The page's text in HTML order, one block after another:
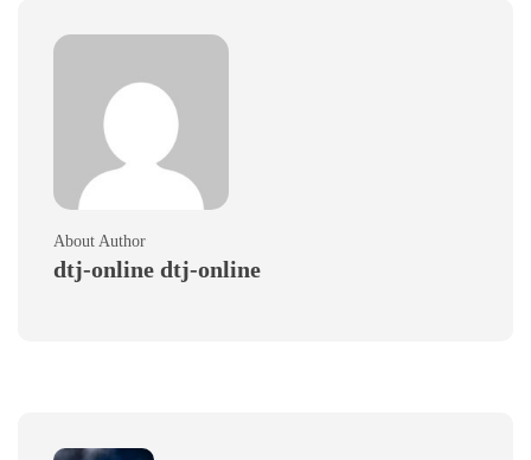
About Author
dtj-online dtj-online